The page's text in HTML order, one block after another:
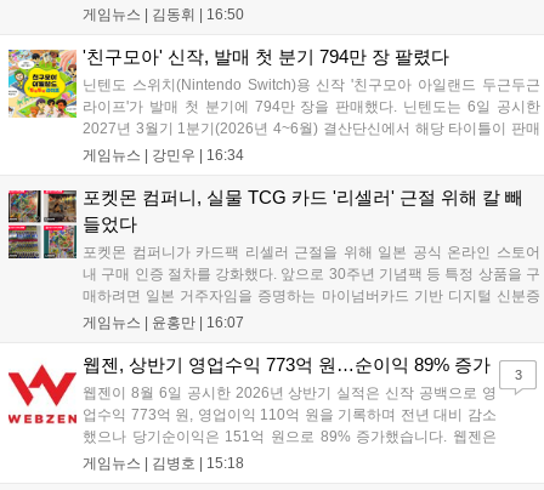
주요 게임의 영상을 유포해 60만 회 이상의 조회수를 기록했습니다. 미
조하며 향후 무단 유출에 강경 대응할 방침입니다....
게임뉴스 | 김동휘 16:50
'친구모아' 신작, 발매 첫 분기 794만 장 팔렸다
닌텐도 스위치(Nintendo Switch)용 신작 '친구모아 아일랜드 두근두근
라이프'가 발매 첫 분기에 794만 장을 판매했다. 닌텐도는 6일 공시한
2027년 3월기 1분기(2026년 4~6월) 결산단신에서 해당 타이틀이 판매
를 크게 늘렸다고 밝혔다. 4월 16일 발매된 이 작품은 약 2개월 반 만에
게임뉴스 | 강민우 16:34
포켓몬 컴퍼니, 실물 TCG 카드 '리셀러' 근절 위해 칼 빼
들었다
포켓몬 컴퍼니가 카드팩 리셀러 근절을 위해 일본 공식 온라인 스토어
내 구매 인증 절차를 강화했다. 앞으로 30주년 기념팩 등 특정 상품을 구
매하려면 일본 거주자임을 증명하는 마이넘버카드 기반 디지털 신분증
이 필수다. 해당 상품들은 온라인 추첨제로만 판매되며, 이번 조치는 과
러한 정책이 시장 물량 안정화에 어떤 영향을 미칠지 업계의 이목이 쏠
리고 있다....
게임뉴스 | 윤홍만 16:07
웹젠, 상반기 영업수익 773억 원…순이익 89% 증가
웹젠이 8월 6일 공시한 2026년 상반기 실적은 신작 공백으로 영
업수익 773억 원, 영업이익 110억 원을 기록하며 전년 대비 감소
했으나 당기순이익은 151억 원으로 89% 증가했습니다. 웹젠은
하반기부터 신작 공세를 예고하며 전략게임 '프로젝트 D1'의 정보
게임뉴스 | 김병호 15:18
3